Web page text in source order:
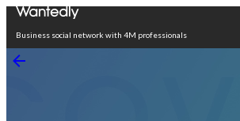
Business social network with 4M professionals